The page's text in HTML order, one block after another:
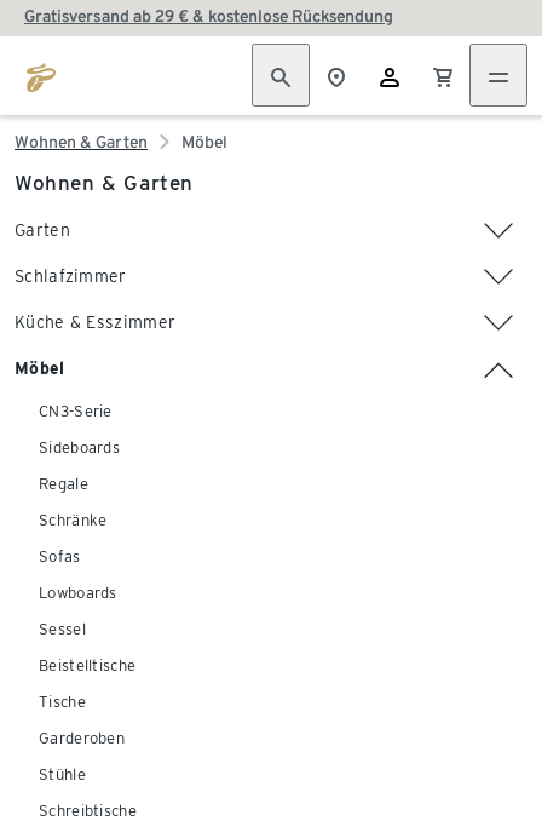
Gratisversand ab 29 € & kostenlose Rücksendung
Wohnen & Garten Möbel
Wohnen & Garten
Garten
Schlafzimmer
Küche & Esszimmer
Möbel
CN3-Serie
Sideboards
Regale
Schränke
Sofas
Lowboards
Sessel
Beistelltische
Tische
Garderoben
Stühle
Schreibtische